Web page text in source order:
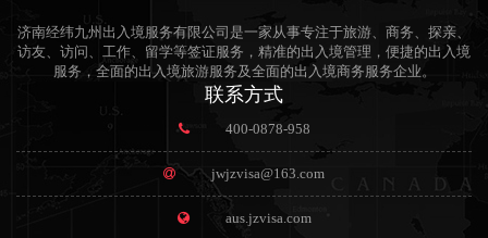
济南经纬九州出入境服务有限公司是一家从事专注于旅游、商务、探亲、
访友、访问、工作、留学等签证服务，精准的出入境管理，便捷的出入境
服务，全面的出入境旅游服务及全面的出入境商务服务企业。
联系方式
400-0878-958
jwjzvisa@163.com
aus.jzvisa.com